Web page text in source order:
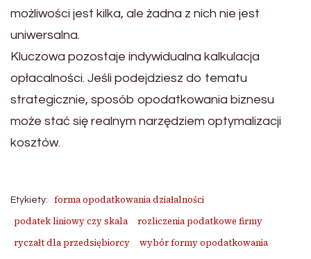
możliwości jest kilka, ale żadna z nich nie jest
uniwersalna.
Kluczowa pozostaje indywidualna kalkulacja
opłacalności. Jeśli podejdziesz do tematu
strategicznie, sposób opodatkowania biznesu
może stać się realnym narzędziem optymalizacji
kosztów.
Etykiety:
forma opodatkowania działalności
podatek liniowy czy skala
rozliczenia podatkowe firmy
ryczałt dla przedsiębiorcy
wybór formy opodatkowania